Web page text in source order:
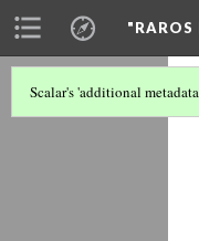
"RAROS
Scalar's 'additional